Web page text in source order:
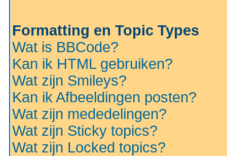
Formatting en Topic Types
Wat is BBCode?
Kan ik HTML gebruiken?
Wat zijn Smileys?
Kan ik Afbeeldingen posten?
Wat zijn mededelingen?
Wat zijn Sticky topics?
Wat zijn Locked topics?